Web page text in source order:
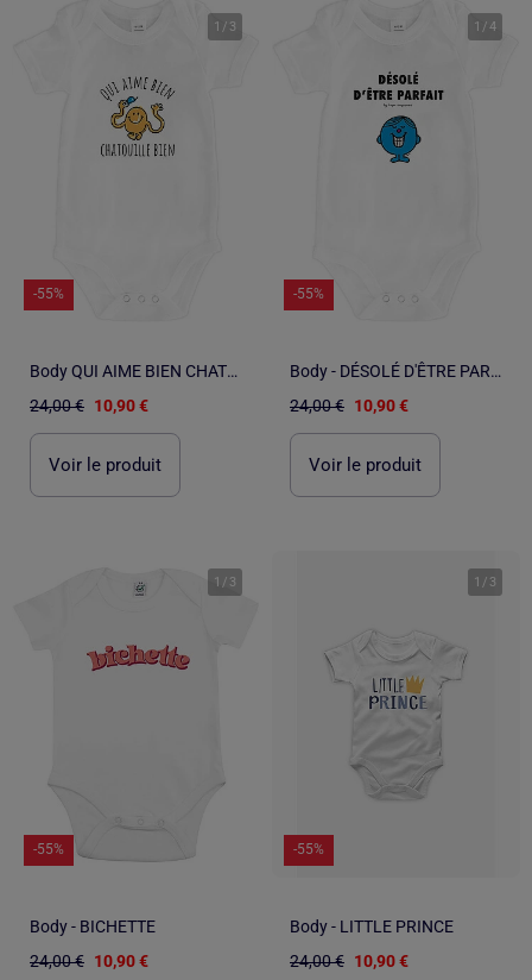
1 / 3
-55%
Body QUI AIME BIEN CHATOUILLE BIEN
24,00 € 10,90 €
Voir le produit
1 /4
-55%
Body - DÉSOLÉ D'ÊTRE PARFAIT 2
24,00 € 10,90 €
Voir le produit
1 / 3
-55%
Body - BICHETTE
24,00 € 10,90 €
1 / 3
-55%
Body - LITTLE PRINCE
24,00 € 10,90 €